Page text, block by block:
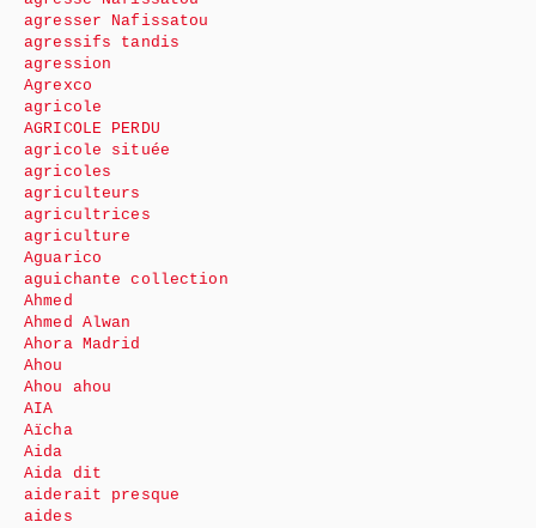
agresser Nafissatou
agressifs tandis
agression
Agrexco
agricole
AGRICOLE PERDU
agricole située
agricoles
agriculteurs
agricultrices
agriculture
Aguarico
aguichante collection
Ahmed
Ahmed Alwan
Ahora Madrid
Ahou
Ahou ahou
AIA
Aïcha
Aida
Aida dit
aiderait presque
aides